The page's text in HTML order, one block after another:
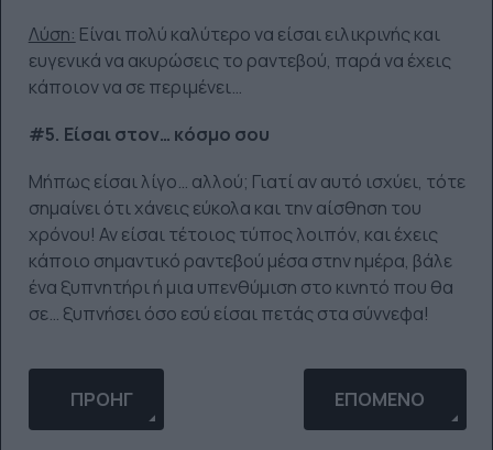
Λύση: Είναι πολύ καλύτερο να είσαι ειλικρινής και
ευγενικά να ακυρώσεις το ραντεβού, παρά να έχεις
κάποιον να σε περιμένει…
#5. Είσαι στον… κόσμο σου
Μήπως είσαι λίγο… αλλού; Γιατί αν αυτό ισχύει, τότε
σημαίνει ότι χάνεις εύκολα και την αίσθηση του
χρόνου! Αν είσαι τέτοιος τύπος λοιπόν, και έχεις
κάποιο σημαντικό ραντεβού μέσα στην ημέρα, βάλε
ένα ξυπνητήρι ή μια υπενθύμιση στο κινητό που θα
σε… ξυπνήσει όσο εσύ είσαι πετάς στα σύννεφα!
ΠΡΟΗΓΟΎΜΕΝΟ ΆΡΘΡΟ: TO ΚΌΛΠΟ ΓΙΑ ΝΑ
ΠΡΟΗΓ ΕΠΌΜΕΝΟ ΆΡΘΡΟ:
ΕΠΌΜΕΝΟ